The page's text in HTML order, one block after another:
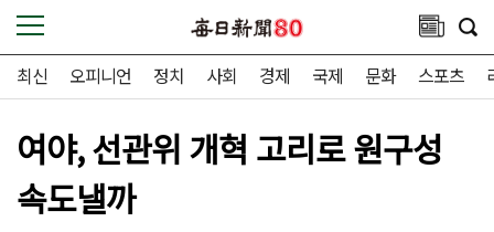
최신 오피니언 정치 사회 경제 국제 문화 스포츠
여야, 선관위 개혁 고리로 원구성
속도낼까